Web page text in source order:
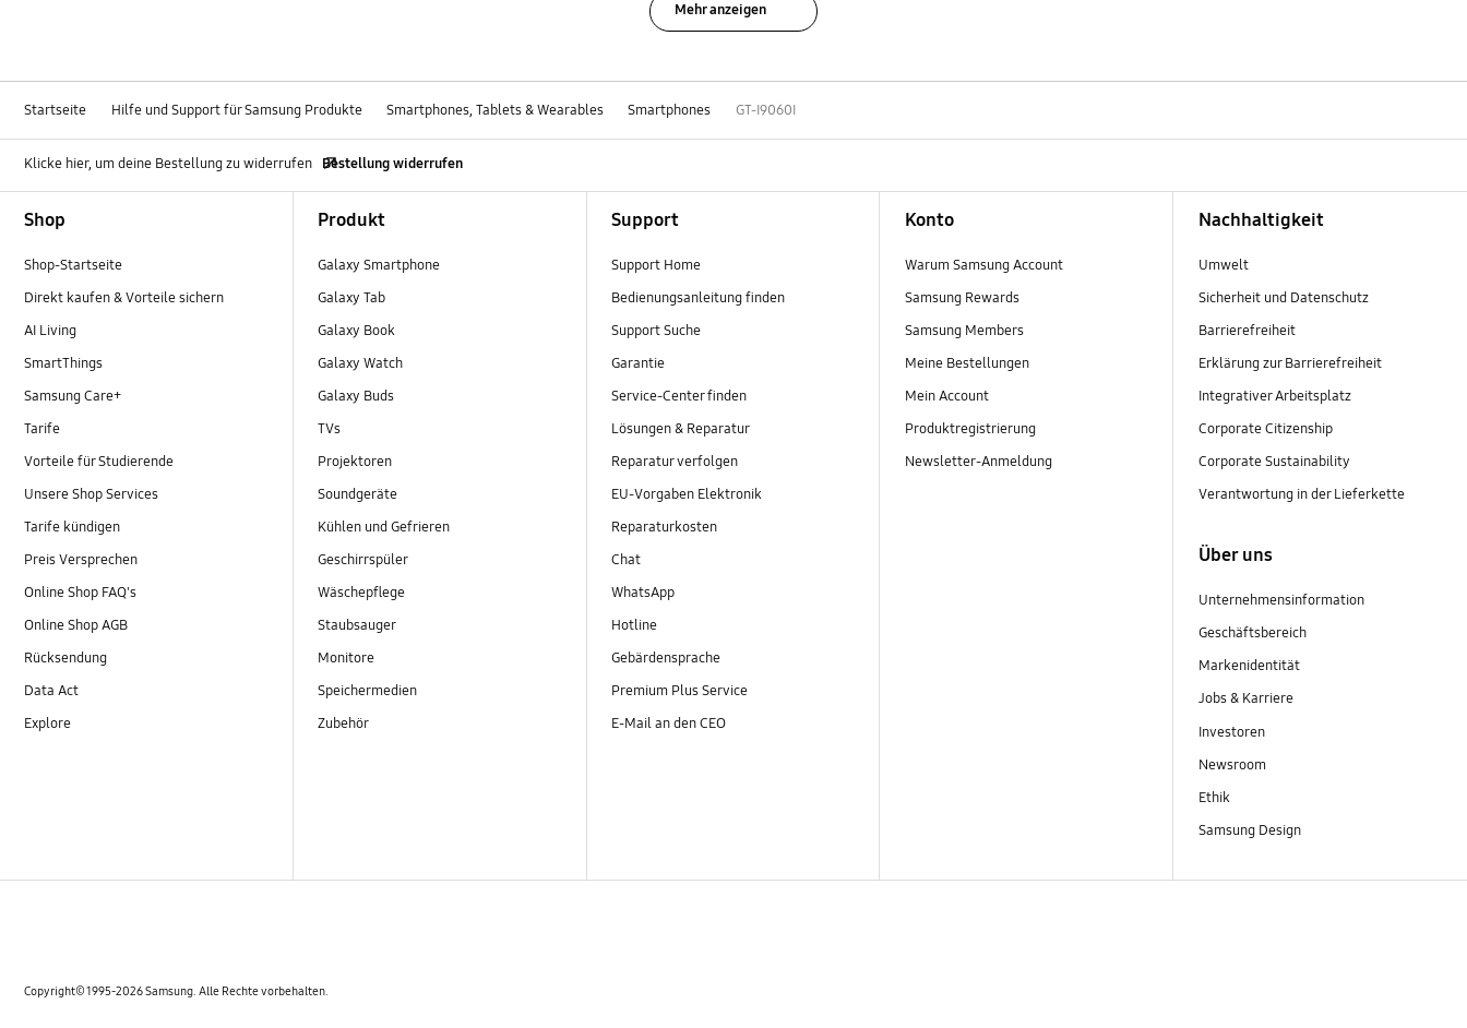
Mehr anzeigen
Startseite Hilfe und Support für Samsung Produkte Smartphones, Tablets & Wearables Smartphones GT-I9060I
Klicke hier, um deine Bestellung zu widerrufen Bestellung widerrufen
Shop
Shop-Startseite
Direkt kaufen & Vorteile sichern
AI Living
SmartThings
Samsung Care+
Tarife
Vorteile für Studierende
Unsere Shop Services
Tarife kündigen
Preis Versprechen
Online Shop FAQ's
Online Shop AGB
Rücksendung
Data Act
Explore
Produkt
Galaxy Smartphone
Galaxy Tab
Galaxy Book
Galaxy Watch
Galaxy Buds
TVs
Projektoren
Soundgeräte
Kühlen und Gefrieren
Geschirrspüler
Wäschepflege
Staubsauger
Monitore
Speichermedien
Zubehör
Support
Support Home
Bedienungsanleitung finden
Support Suche
Garantie
Service-Center finden
Lösungen & Reparatur
Reparatur verfolgen
EU-Vorgaben Elektronik
Reparaturkosten
Chat
WhatsApp
Hotline
Gebärdensprache
Premium Plus Service
E-Mail an den CEO
Konto
Warum Samsung Account
Samsung Rewards
Samsung Members
Meine Bestellungen
Mein Account
Produktregistrierung
Newsletter-Anmeldung
Nachhaltigkeit
Umwelt
Sicherheit und Datenschutz
Barrierefreiheit
Erklärung zur Barrierefreiheit
Integrativer Arbeitsplatz
Corporate Citizenship
Corporate Sustainability
Verantwortung in der Lieferkette
Über uns
Unternehmensinformation
Geschäftsbereich
Markenidentität
Jobs & Karriere
Investoren
Newsroom
Ethik
Samsung Design
Copyright© 1995-2026 Samsung. Alle Rechte vorbehalten.